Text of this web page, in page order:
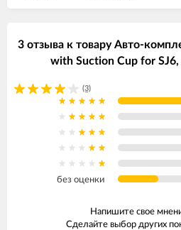
3 отзыва к товару Авто-
with Suction Cup for SJ6,
(3)
без оценки
Напишите свое
Сделайте выбор других